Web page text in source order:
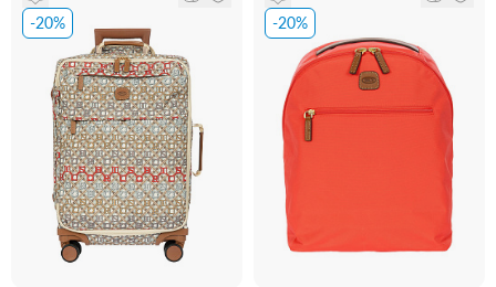
-20% -20%